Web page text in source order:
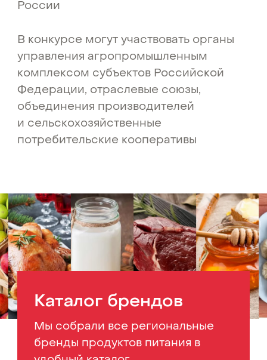
России
В конкурсе могут участвовать органы
управления агропромышленным
комплексом субъектов Российской
Федерации, отраслевые союзы,
объединения производителей
и сельскохозяйственные
потребительские кооперативы
Каталог брендов
Мы собрали все региональные
бренды продуктов питания в